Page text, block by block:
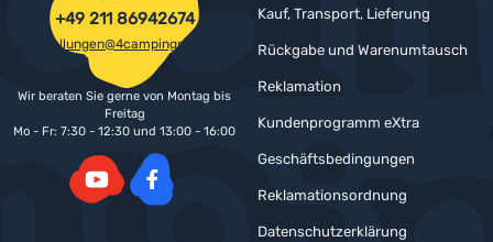
Kauf, Transport, Lieferung
Rückgabe und Warenumtausch
Reklamation
Kundenprogramm eXtra
Geschäftsbedingungen
Reklamationsordnung
Datenschutzerklärung
+49 211 86942674
bestellungen@4campingshop.de
Wir beraten Sie gerne von Montag bis
Freitag
Mo - Fr: 7:30 - 12:30 und 13:00 - 16:00